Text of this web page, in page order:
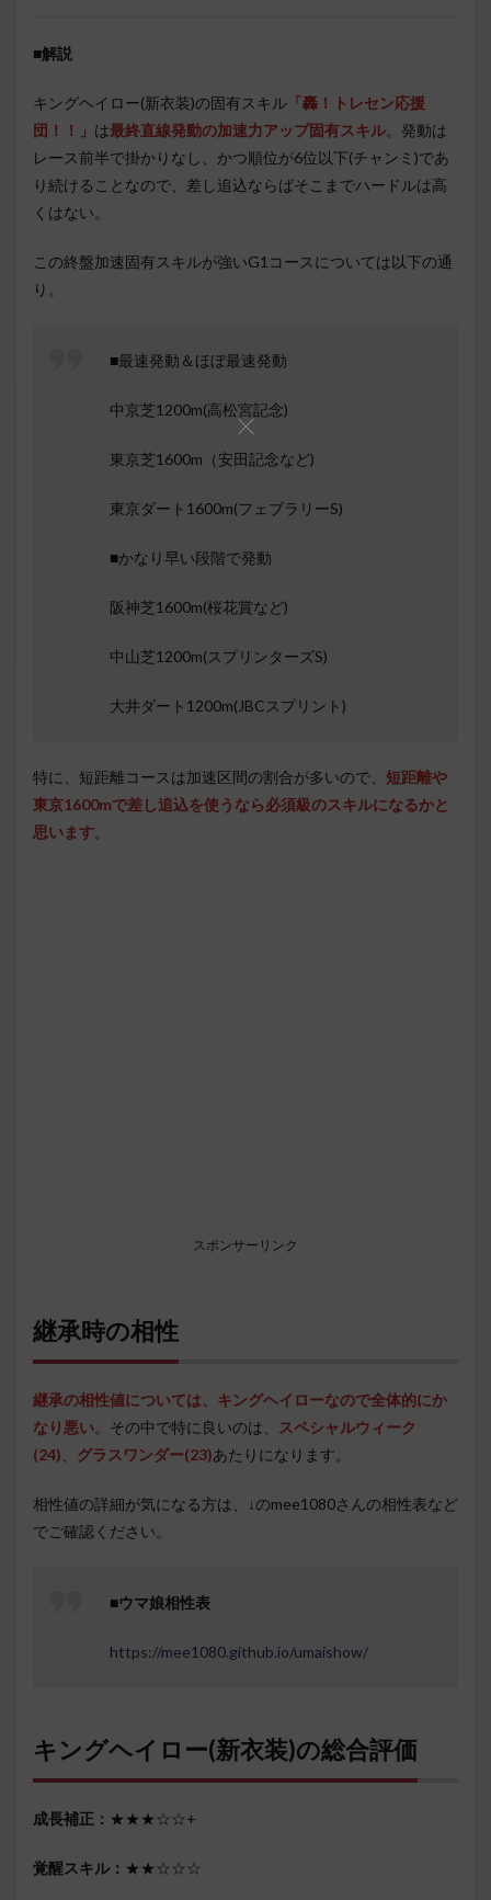
■解説
キングヘイロー(新衣装)の固有スキル 「轟！トレセン応援
団！！」 は最終直線発動の加速力アップ固有スキル。発動は
レース前半で掛かりなし、かつ順位が6位以下(チャンミ)であ
り続けることなので、差し追込ならばそこまでハードルは高
くはない。
この終盤加速固有スキルが強いG1コースについては以下の通
り。
■最速発動＆ほぼ最速発動
中京芝1200m(高松宮記念)
東京芝1600m（安田記念など)
東京ダート1600m(フェブラリーS)
■かなり早い段階で発動
阪神芝1600m(桜花賞など)
中山芝1200m(スプリンターズS)
大井ダート1200m(JBCスプリント)
特に、短距離コースは加速区間の割合が多いので、 短距離や
東京1600mで差し追込を使うなら必須級のスキルになるかと
思います。
スポンサーリンク
継承時の相性
継承の相性値については、キングヘイローなので全体的にか
なり悪い。その中で特に良いのは、
スペシャルウィーク
(24)
グラスワンダー(23)あたりになります。
相性値の詳細が気になる方は、↓のmee1080さんの相性表など
でご確認ください。
■ウマ娘相性表
https://mee1080.github.io/umaishow/
キングヘイロー(新衣装)の総合評価
成長補正： ★★★☆☆+
覚醒スキル： ★★☆☆☆